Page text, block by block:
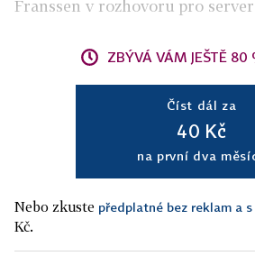
Franssen v rozhovoru pro
ZBÝVÁ VÁM JEŠTĚ 80
Číst dál za
40 Kč
na první dva
Nebo zkuste předplatné bez reklam a
Kč.